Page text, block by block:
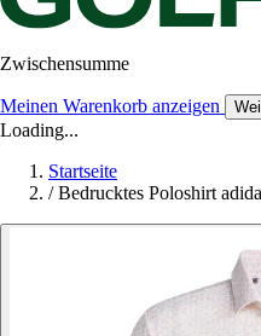
Zwischensumme
Meinen Warenkorb anzeigen
Loading...
Startseite
/ Bedrucktes Poloshirt